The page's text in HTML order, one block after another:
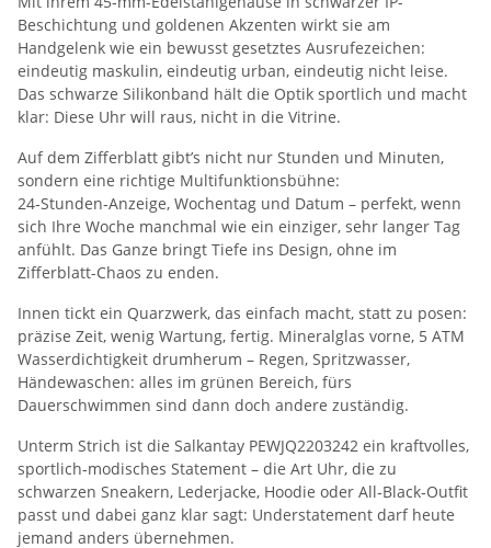
Beschichtung und goldenen Akzenten wirkt sie am
Handgelenk wie ein bewusst gesetztes Ausrufezeichen:
eindeutig maskulin, eindeutig urban, eindeutig nicht leise.
Das schwarze Silikonband hält die Optik sportlich und macht
klar: Diese Uhr will raus, nicht in die Vitrine.
Auf dem Zifferblatt gibt’s nicht nur Stunden und Minuten,
sondern eine richtige Multifunktionsbühne:
24‑Stunden‑Anzeige, Wochentag und Datum – perfekt, wenn
sich Ihre Woche manchmal wie ein einziger, sehr langer Tag
anfühlt. Das Ganze bringt Tiefe ins Design, ohne im
Zifferblatt-Chaos zu enden.
Innen tickt ein Quarzwerk, das einfach macht, statt zu posen:
präzise Zeit, wenig Wartung, fertig. Mineralglas vorne, 5 ATM
Wasserdichtigkeit drumherum – Regen, Spritzwasser,
Händewaschen: alles im grünen Bereich, fürs
Dauerschwimmen sind dann doch andere zuständig.
Unterm Strich ist die Salkantay PEWJQ2203242 ein kraftvolles,
sportlich‑modisches Statement – die Art Uhr, die zu
schwarzen Sneakern, Lederjacke, Hoodie oder All‑Black‑Outfit
passt und dabei ganz klar sagt: Understatement darf heute
jemand anders übernehmen.